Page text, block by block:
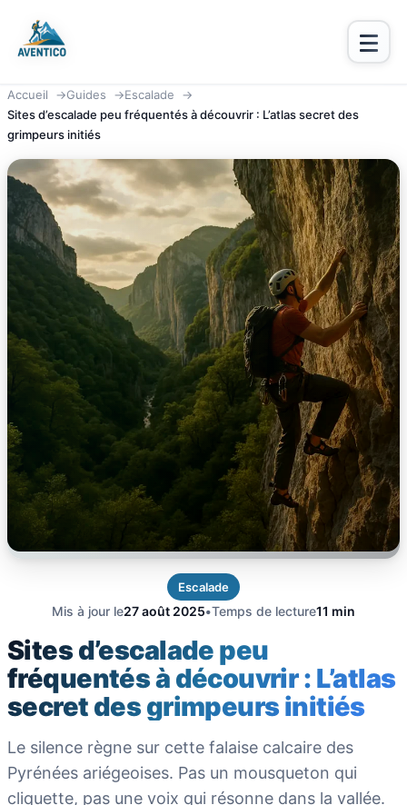
Aventico
Accueil Guides
Escalade
Sites d’escalade peu fréquentés à découvrir : L’atlas secret des
grimpeurs initiés
Escalade
Mis à jour le27 août 2025•Temps de lecture11 min
Sites d’escalade peu
fréquentés à découvrir : L’atlas
secret des grimpeurs initiés
Le silence règne sur cette falaise calcaire des
Pyrénées ariégeoises. Pas un mousqueton qui
cliquette, pas une voix qui résonne dans la vallée.